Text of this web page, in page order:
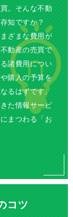
。そんな不動
存知ですか？
ざまな費用が
動産の売買で
諸費用につい
購入の予算を
るはずです。
た情報サービ
まつわる「お
コツ